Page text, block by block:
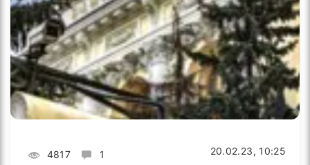
4817 1 20.02.23, 10:25